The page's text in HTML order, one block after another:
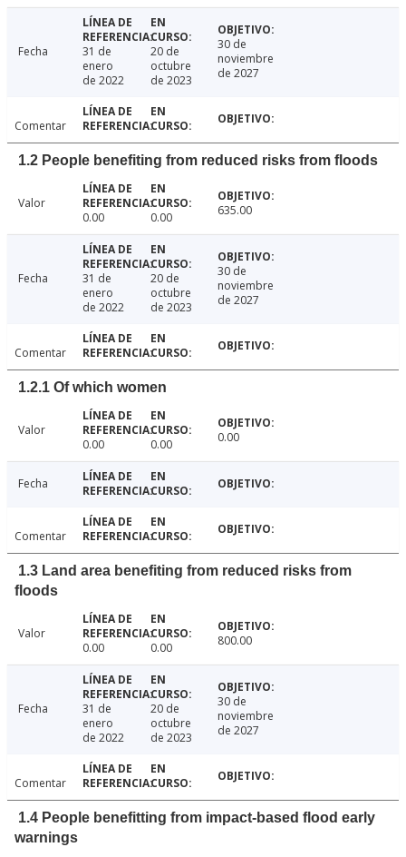
Fecha
31 de
enero
de 2022
20 de
octubre
de 2023
30 de
noviembre
de 2027
Comentar
1.2 People benefiting from reduced risks from floods
Valor
0.00
0.00 635.00
Fecha
31 de
enero
de 2022
20 de
octubre
de 2023
30 de
noviembre
de 2027
Comentar
1.2.1 Of which women
Valor
0.00
0.00 0.00
Fecha
Comentar
1.3 Land area benefiting from reduced risks from
floods
Valor
0.00
0.00 800.00
Fecha
31 de
enero
de 2022
20 de
octubre
de 2023
30 de
noviembre
de 2027
Comentar
1.4 People benefitting from impact-based flood early
warnings